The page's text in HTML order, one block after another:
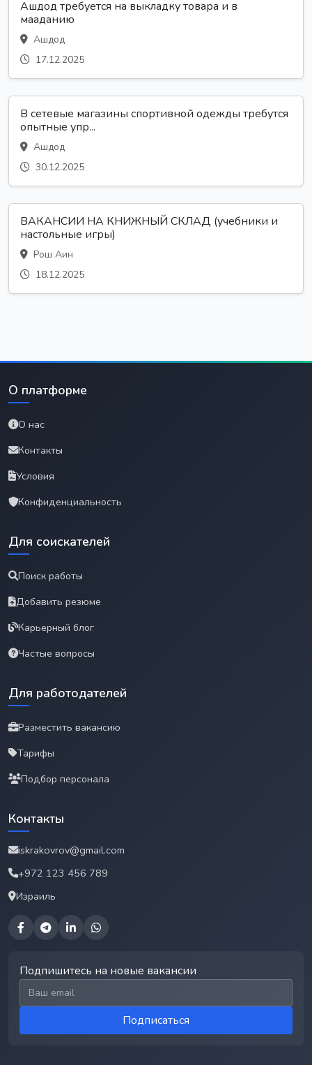
Ашдод требуется на выкладку товара и в
мааданию
Ашдод
17.12.2025
В сетевые магазины спортивной одежды требутся
опытные упр...
Ашдод
30.12.2025
ВАКАНСИИ НА КНИЖНЫЙ СКЛАД (учебники и
настольные игры)
Рош Аин
18.12.2025
О платформе
О нас
Контакты
Условия
Конфиденциальность
Для соискателей
Поиск работы
Добавить резюме
Карьерный блог
Частые вопросы
Для работодателей
Разместить вакансию
Тарифы
Подбор персонала
Контакты
iskrakovrov@gmail.com
+972 123 456 789
Израиль
Подпишитесь на новые вакансии
Email для подписки
Подписаться